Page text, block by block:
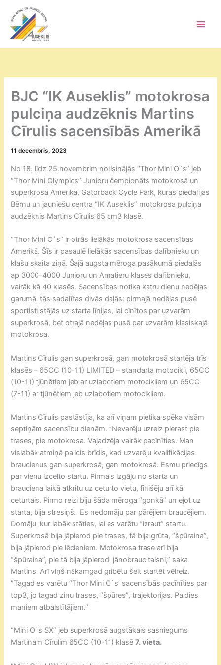
content
BJC “IK Auseklis” motokrosa
pulciņa audzēknis Martins
Cīrulis sacensībās Amerikā
11 decembris, 2023
No 18. līdz 25.novembrim norisinājās “Thor Mini O`s” jeb
“Thor Mini Olympics” Junioru čempionāts motokrosā un
superkrosā Amerikā, Gatorback Cycle Park, kurās piedalījās
Bērnu un jauniešu centra “IK Auseklis” motokrosa pulciņa
audzēknis Martins Cīrulis 65 cm3 klasē.
“Thor Mini O`s” ir otrās lielākās motokrosa sacensības
Amerikā. Šīs ir pasaulē lielākās sacensības dalībnieku un
klašu skaita ziņā. Šajā augsta mēroga pasākumā piedalās
ap 3000-4000 Junioru un Amatieru klases dalībnieku,
vairāk kā 40 klasēs. Sacensības notika katru dienu nedēļas
garumā, tās sadalītas divās daļās: pirmajā nedēļas pusē
sportisti stājās uz starta līnijas, lai cīnītos par uzvarām
superkrosā, bet otrajā nedēļas pusē par uzvarām klasiskajā
motokrosā.
Martins Cīrulis gan superkrosā, gan motokrosā startēja trīs
klasēs – 65CC (10-11) LIMITED – standarta motocikli, 65CC
(10-11) tjūnētiem jeb ar uzlabotiem motocikliem un 65CC
(7-11) ar tjūnētiem jeb uzlabotiem motocikliem.
Martins Cīrulis pastāstīja, ka arī viņam pietika spēka visām
septiņām sacensību dienām. “Nevarēju uzreiz pierast pie
trases, pie motokrosa. Vajadzēja vairāk pacīnīties. Man
vislabāk atmiņā palicis brīdis, kad uzvarēju kvalifikācijas
braucienus gan superkrosā, gan motokrosā. Esmu priecīgs
par vienu izcelto startu. Pirmais izgāju no starta un
brauciena laikā atkritu uz ceturto vietu, finišēju arī kā
ceturtais. Pirmo reizi biju šāda mēroga “gonkā” un ejot uz
starta, bija stresiņš. Es nedomāju par pārējiem braucējiem.
Domāju, kur labāk stāties, lai es varētu “izraut” startu.
Superkrosā bija jāpierod pie trases, tā bija grūta, “špūraina”,
bija jāpierod pie lēcieniem. Motokrosa trase arī bija
“špūraina”, pie tā bija jāpierod, jānobrauc taisni,” saka
Martins. Arī viņš nākamgad gribētu šeit startēt vēlreiz.
”Tagad es varētu “Thor Mini O`s’ sacensībās pacīnīties par
top3, jo tagad zinu trases, “špūres”, trajektorijas. Paldies
maniem atbalstītājiem.”
“Mini O`s SX” jeb superkrosā augstākais sasniegums
Martinam Cīrulim 65CC (10-11) klasē7. vieta.